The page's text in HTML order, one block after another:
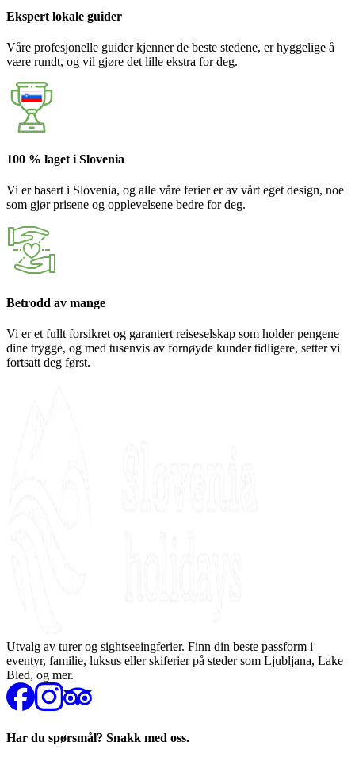
Ekspert lokale guider
Våre profesjonelle guider kjenner de beste stedene, er hyggelige å
være rundt, og vil gjøre det lille ekstra for deg.
100 % laget i Slovenia
Vi er basert i Slovenia, og alle våre ferier er av vårt eget design, noe
som gjør prisene og opplevelsene bedre for deg.
Betrodd av mange
Vi er et fullt forsikret og garantert reiseselskap som holder pengene
dine trygge, og med tusenvis av fornøyde kunder tidligere, setter vi
fortsatt deg først.
Utvalg av turer og sightseeingferier. Finn din beste passform i
eventyr, familie, luksus eller skiferier på steder som Ljubljana, Lake
Bled, og mer.
Har du spørsmål? Snakk med oss.